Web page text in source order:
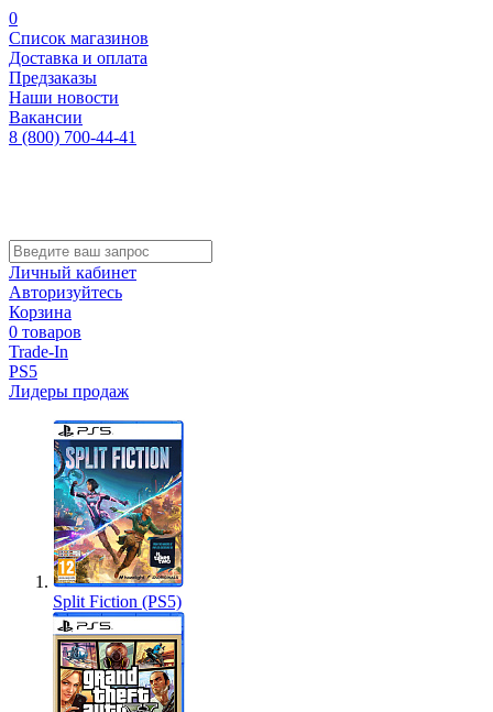
0
Список магазинов
Доставка и оплата
Предзаказы
Наши новости
Вакансии
8 (800) 700-44-41
Личный кабинет
Авторизуйтесь
Корзина
0 товаров
Trade-In
PS5
Лидеры продаж
Split Fiction (PS5)